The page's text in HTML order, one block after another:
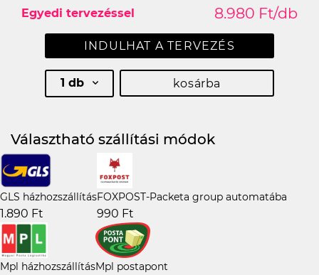
Egyedi tervezéssel 8.980 Ft/db
INDULHAT A TERVEZÉS
1 db kosárba
Választható szállítási módok
GLS házhozszállítás
1.890 Ft
FOXPOST-Packeta group automatába
990 Ft
Mpl házhozszállításMpl postapont